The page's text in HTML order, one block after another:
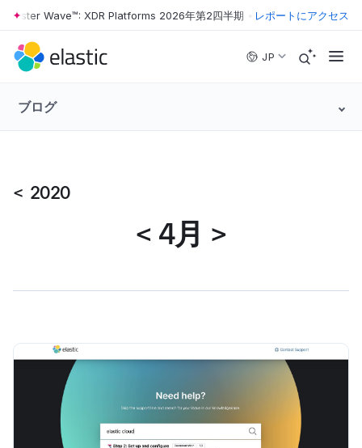
Skip to main content
Wave™: XDR Platforms 2026年第2四半期 • The Forrester
レポートにアクセス
JP
ブログ
< 2020
< 4月 >